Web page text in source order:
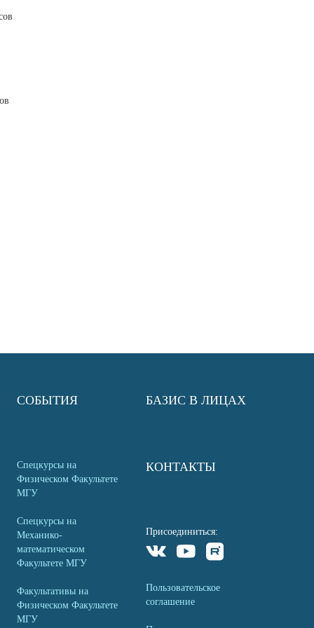
СОБЫТИЯ
Спецкурсы на
Физическом Факультете
МГУ
Спецкурсы на
Механико-
математическом
Факультете МГУ
Факультативы на
Физическом Факультете
МГУ
БАЗИС В ЛИЦАХ
КОНТАКТЫ
Присоединиться:
Пользовательское
соглашение